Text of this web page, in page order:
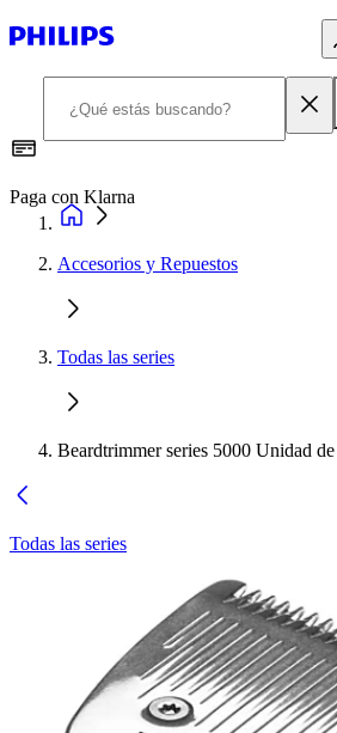
Paga con Klarna
Accesorios y Repuestos
Todas las series
Beardtrimmer series 5000 Unidad
Todas las series